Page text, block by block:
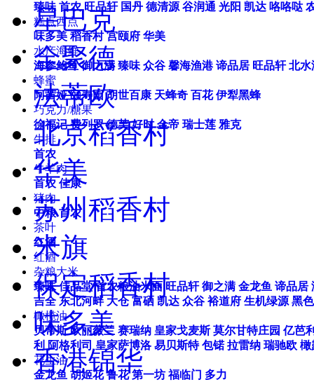
臻味 首农 旺品轩 国丹 德清源 谷润通 光阳 凯达 咯咯哒
糕点西点
味多美 稻香村 宫颐府 华美
水产海鲜
海参鲍鱼 御之满 臻味 众谷 馨海渔港 谛品居 旺品轩 北水
蜂蜜
阿茜娅 颐寿园 胡世百康 天蜂奇 百花 伊犁黑蜂
巧克力/糖果
徐福记 费列罗 德芙 好时 金帝 瑞士莲 雅克
牛排
首农
牛羊肉
首农 佳康
猪肉
中粮 首农
茶叶
红酒
红酒
杂粮大米
臻味 佳品堂 首农粮油米面 旺品轩 御之满 金龙鱼 谛品居
吉全 东北河畔 大仓 富硒 凯达 众谷 裕道府 生机绿源 黑
橄榄油
贝蒂斯 欧丽薇兰 赛瑞纳 皇家戈麦斯 莫尔甘特庄园 亿芭
利 阿格利司 皇家萨博洛 易贝斯特 包锘 拉雷纳 瑞驰欧 橄
花生油
金龙鱼 胡姬花 鲁花 第一坊 福临门 多力
星巴克
全聚德
法蒂欧
北京稻香村
华美
苏州稻香村
米旗
保定稻香村
味多美
香港锦华